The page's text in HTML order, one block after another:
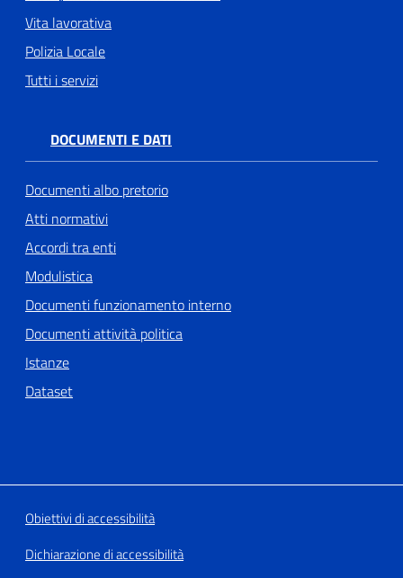
Vita lavorativa
Polizia Locale
Tutti i servizi
DOCUMENTI E DATI
Documenti albo pretorio
Atti normativi
Accordi tra enti
Modulistica
Documenti funzionamento interno
Documenti attività politica
Istanze
Dataset
Obiettivi di accessibilità
Dichiarazione di accessibilità